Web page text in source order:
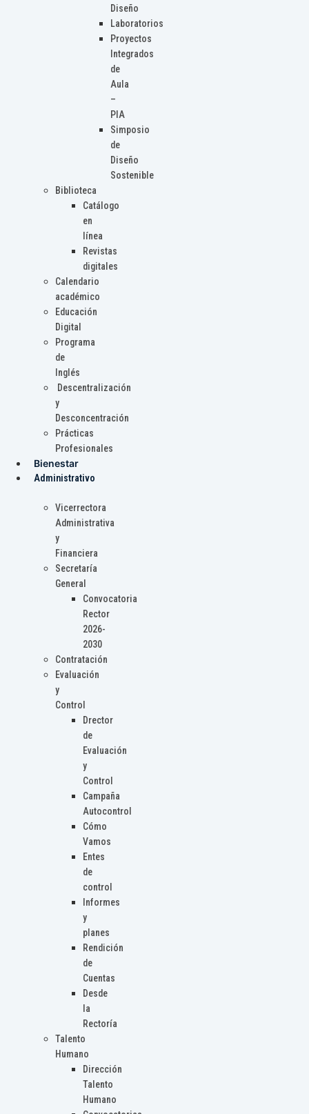
Diseño
Laboratorios
Proyectos
Integrados
de
Aula
–
PIA
Simposio
de
Diseño
Sostenible
Biblioteca
Catálogo
en
línea
Revistas
digitales
Calendario
académico
Educación
Digital
Programa
de
Inglés
Descentralización
y
Desconcentración
Prácticas
Profesionales
Bienestar
Administrativo
Vicerrectora
Administrativa
y
Financiera
Secretaría
General
Convocatoria
Rector
2026-
2030
Contratación
Evaluación
y
Control
Drector
de
Evaluación
y
Control
Campaña
Autocontrol
Cómo
Vamos
Entes
de
control
Informes
y
planes
Rendición
de
Cuentas
Desde
la
Rectoría
Talento
Humano
Dirección
Talento
Humano